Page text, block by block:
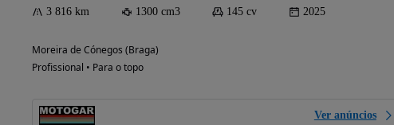
3 816 km 1300 cm3 145 cv 2025
Moreira de Cónegos (Braga)
Profissional • Para o topo
Ver anúncios